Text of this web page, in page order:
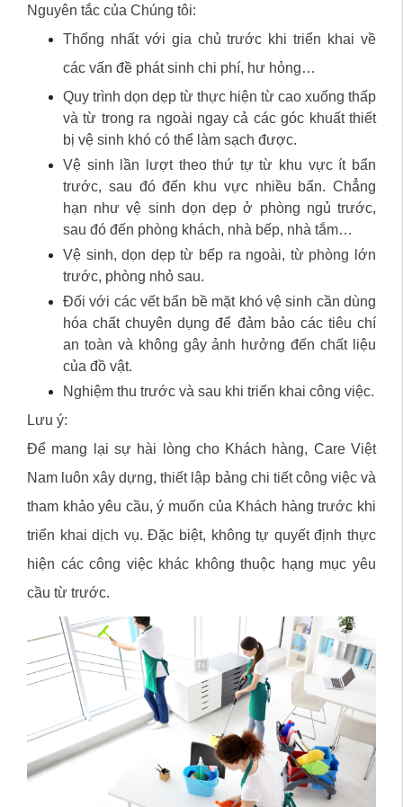
Nguyên tắc của Chúng tôi:
Thống nhất với gia chủ trước khi triển khai về
các vấn đề phát sinh chi phí, hư hỏng…
Quy trình dọn dẹp từ thực hiện từ cao xuống thấp
và từ trong ra ngoài ngay cả các góc khuất thiết
bị vệ sinh khó có thể làm sạch được.
Vệ sinh lần lượt theo thứ tự từ khu vực ít bẩn
trước, sau đó đến khu vực nhiều bẩn. Chẳng
hạn như vệ sinh dọn dẹp ở phòng ngủ trước,
sau đó đến phòng khách, nhà bếp, nhà tắm…
Vệ sinh, dọn dẹp từ bếp ra ngoài, từ phòng lớn
trước, phòng nhỏ sau.
Đối với các vết bẩn bề mặt khó vệ sinh cần dùng
hóa chất chuyên dụng để đảm bảo các tiêu chí
an toàn và không gây ảnh hưởng đến chất liệu
của đồ vật.
Nghiệm thu trước và sau khi triển khai công việc.
Lưu ý:
Để mang lại sự hài lòng cho Khách hàng, Care Việt
Nam luôn xây dựng, thiết lập bảng chi tiết công việc và
tham khảo yêu cầu, ý muốn của Khách hàng trước khi
triển khai dịch vụ. Đặc biệt, không tự quyết định thực
hiện các công việc khác không thuộc hạng mục yêu
cầu từ trước.